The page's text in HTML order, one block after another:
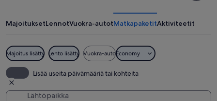
MajoituksetLennotVuokra-autotMatkapaketitAktiviteetit
Majoitus lisätty Lento lisätty Vuokra-autoEconomy
Lisää useita päivämääriä tai kohteita
Lähtöpaikka